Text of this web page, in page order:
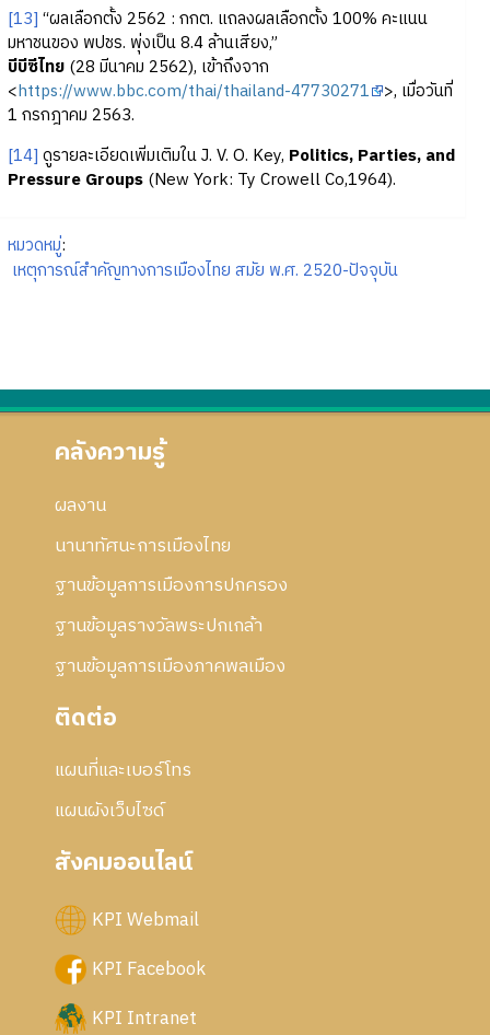
[13] “ผลเลือกตั้ง 2562 : กกต. แถลงผลเลือกตั้ง 100% คะแนน
มหาชนของ พปชร. พุ่งเป็น 8.4 ล้านเสียง,”
บีบีซีไทย (28 มีนาคม 2562), เข้าถึงจาก
<https://www.bbc.com/thai/thailand-47730271 >, เมื่อวันที่
1 กรกฎาคม 2563.
[14] ดูรายละเอียดเพิ่มเติมใน J. V. O. Key, Politics, Parties, and
Pressure Groups(New York: Ty Crowell Co,1964).
หมวดหมู่:
เหตุการณ์สำคัญทางการเมืองไทย สมัย พ.ศ. 2520-ปัจจุบัน
คลังความรู้
ผลงาน
นานาทัศนะการเมืองไทย
ฐานข้อมูลการเมืองการปกครอง
ฐานข้อมูลรางวัลพระปกเกล้า
ฐานข้อมูลการเมืองภาคพลเมือง
ติดต่อ
แผนที่และเบอร์โทร
แผนผังเว็บไซด์
สังคมออนไลน์
KPI Webmail
KPI Facebook
KPI Intranet